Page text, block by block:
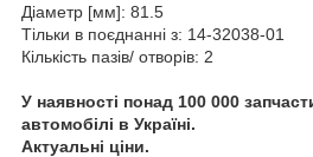
Діаметр [мм]: 81.5
Тільки в поєднанні з: 14-32038-01
Кількість пазів/ отворів: 2
У наявності понад 100 000
автомобілі в Україні.
Актуальні ціни.